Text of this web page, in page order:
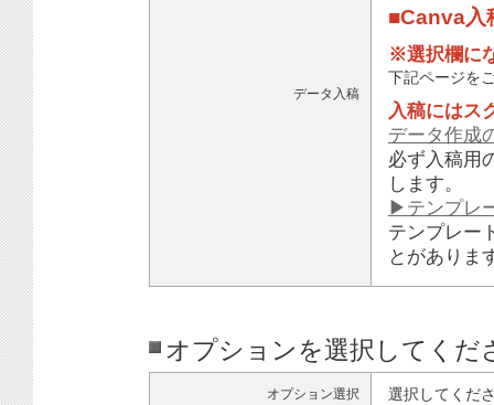
データ入稿
■Canva入
※選択欄に
下記ページを
入稿にはス
データ作成
必ず入稿用
します。
▶テンプレ
テンプレー
とがありま
オプションを選択してくだ
オプション選択 選択してくだ